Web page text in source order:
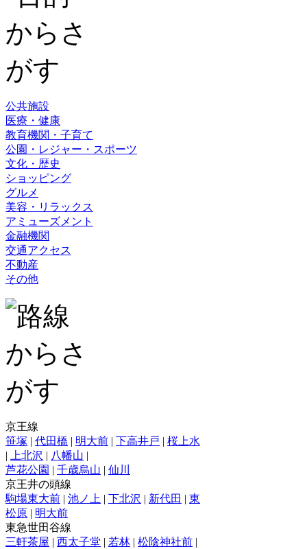
公共施設
医療・健康
教育機関・子育て
公園・レジャー・スポーツ
文化・歴史
ショッピング
グルメ
美容・リラックス
アミューズメント
金融機関
交通アクセス
不動産
その他
京王線
笹塚 | 代田橋 | 明大前 | 下高井戸 | 桜上水
|
上北沢 | 八幡山 |
芦花公園 | 千歳烏山 | 仙川
京王井の頭線
駒場東大前 | 池ノ上 | 下北沢 | 新代田 | 東
松原 | 明大前
東急世田谷線
三軒茶屋 | 西太子堂 | 若林 | 松陰神社前 |